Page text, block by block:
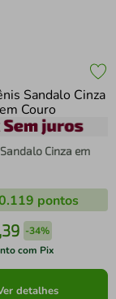
Cinza em
pontos
,39 -34%
com Pix
detalhes